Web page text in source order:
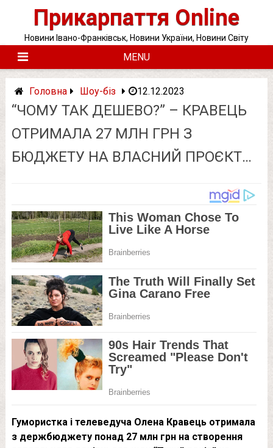
Прикарпаття Online
Новини Івано-Франківськ, Новини України, Новини Світу
MENU
Головна Шоу-біз 12.12.2023
“ЧОМУ ТАК ДEШЕВО?” – КРАВЕЦЬ
ОТРИМАЛА 27 МЛН ГРН З
БЮДЖЕТУ НА ВЛАСНИЙ ПРОЄКТ…
Гумористка і телеведуча Олена Кравець отримала
з держбюджету понад 27 млн грн на створення